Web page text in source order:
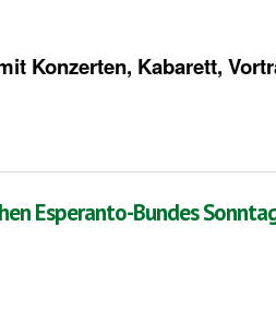
Konzerten, Kabarett,
Esperanto- Kongress in Braunschweig
Esperanto-Bundes